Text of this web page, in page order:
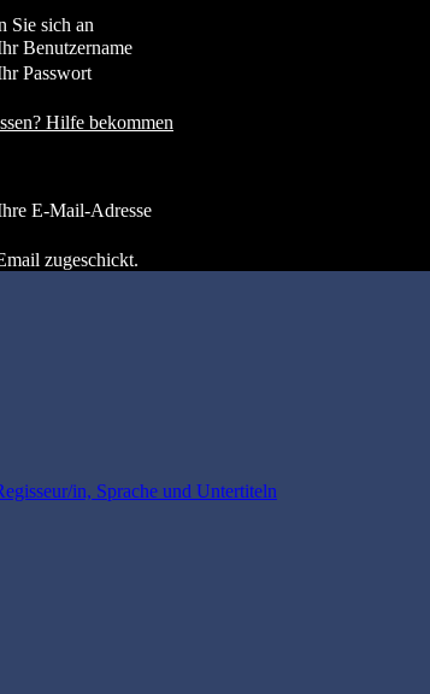
Sie sich an
Benutzername
Passwort
Hilfe bekommen
E-Mail-Adresse
zugeschickt.
in, Sprache und Untertiteln